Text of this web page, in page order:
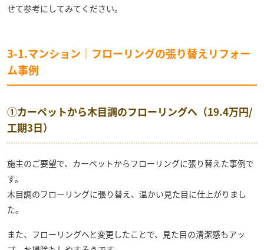
せて参考にしてみてください。
3-1.マンション｜フローリングの張り替えリフォー
ム事例
①カーペットから木目調のフローリングへ（19.4万円/
工期3日）
施主のご要望で、カーペットからフローリングに張り替えた事例で
す。
木目調のフローリングに張り替え、温かい見た目に仕上がりまし
た。
また、フローリングへと変更したことで、見た目の清潔感もアッ